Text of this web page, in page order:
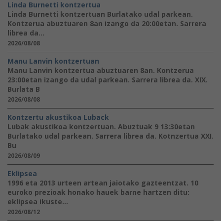
Linda Burnetti kontzertua
Linda Burnetti kontzertuan Burlatako udal parkean.
Kontzerua abuztuaren 8an izango da 20:00etan. Sarrera
librea da...
2026/08/08
Manu Lanvin kontzertuan
Manu Lanvin kontzertua abuztuaren 8an. Kontzerua
23:00etan izango da udal parkean. Sarrera librea da. XIX.
Burlata B
2026/08/08
Kontzertu akustikoa Luback
Lubak akustikoa kontzertuan. Abuztuak 9 13:30etan
Burlatako udal parkean. Sarrera librea da. Kotnzertua XXI.
Bu
2026/08/09
Eklipsea
1996 eta 2013 urteen artean jaiotako gazteentzat. 10
euroko prezioak honako hauek barne hartzen ditu:
eklipsea ikuste...
2026/08/12